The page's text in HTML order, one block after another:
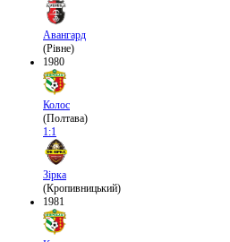
Авангард
(Рівне)
1980
Колос
(Полтава)
1:1
Зірка
(Кропивницький)
1981